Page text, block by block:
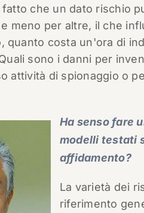
fatto che un dato rischio
meno per altre, il che
quanto costa un'ora di
sono i danni per
attività di spionaggio o
Ha senso fare
modelli testati
affidamento?
La varietà dei
riferimento